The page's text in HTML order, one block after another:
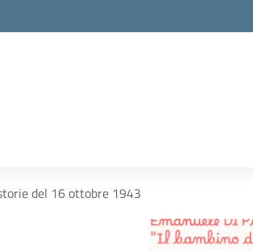
del 16 ottobre 1943